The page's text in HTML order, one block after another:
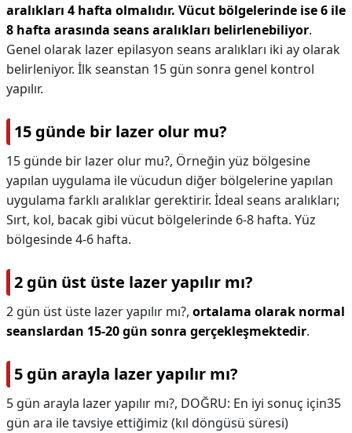
aralıkları 4 hafta olmalıdır. Vücut bölgelerinde ise 6 ile
8 hafta arasında seans aralıkları belirlenebiliyor.
Genel olarak lazer epilasyon seans aralıkları iki ay olarak
belirleniyor. İlk seanstan 15 gün sonra genel kontrol
yapılır.
15 günde bir lazer olur mu?
15 günde bir lazer olur mu?, Örneğin yüz bölgesine
yapılan uygulama ile vücudun diğer bölgelerine yapılan
uygulama farklı aralıklar gerektirir. İdeal seans aralıkları;
Sırt, kol, bacak gibi vücut bölgelerinde 6-8 hafta. Yüz
bölgesinde 4-6 hafta.
2 gün üst üste lazer yapılır mı?
2 gün üst üste lazer yapılır mı?, ortalama olarak normal
seanslardan 15-20 gün sonra gerçekleşmektedir.
5 gün arayla lazer yapılır mı?
5 gün arayla lazer yapılır mı?, DOĞRU: En iyi sonuç için35
gün ara ile tavsiye ettiğimiz (kıl döngüsü süresi)